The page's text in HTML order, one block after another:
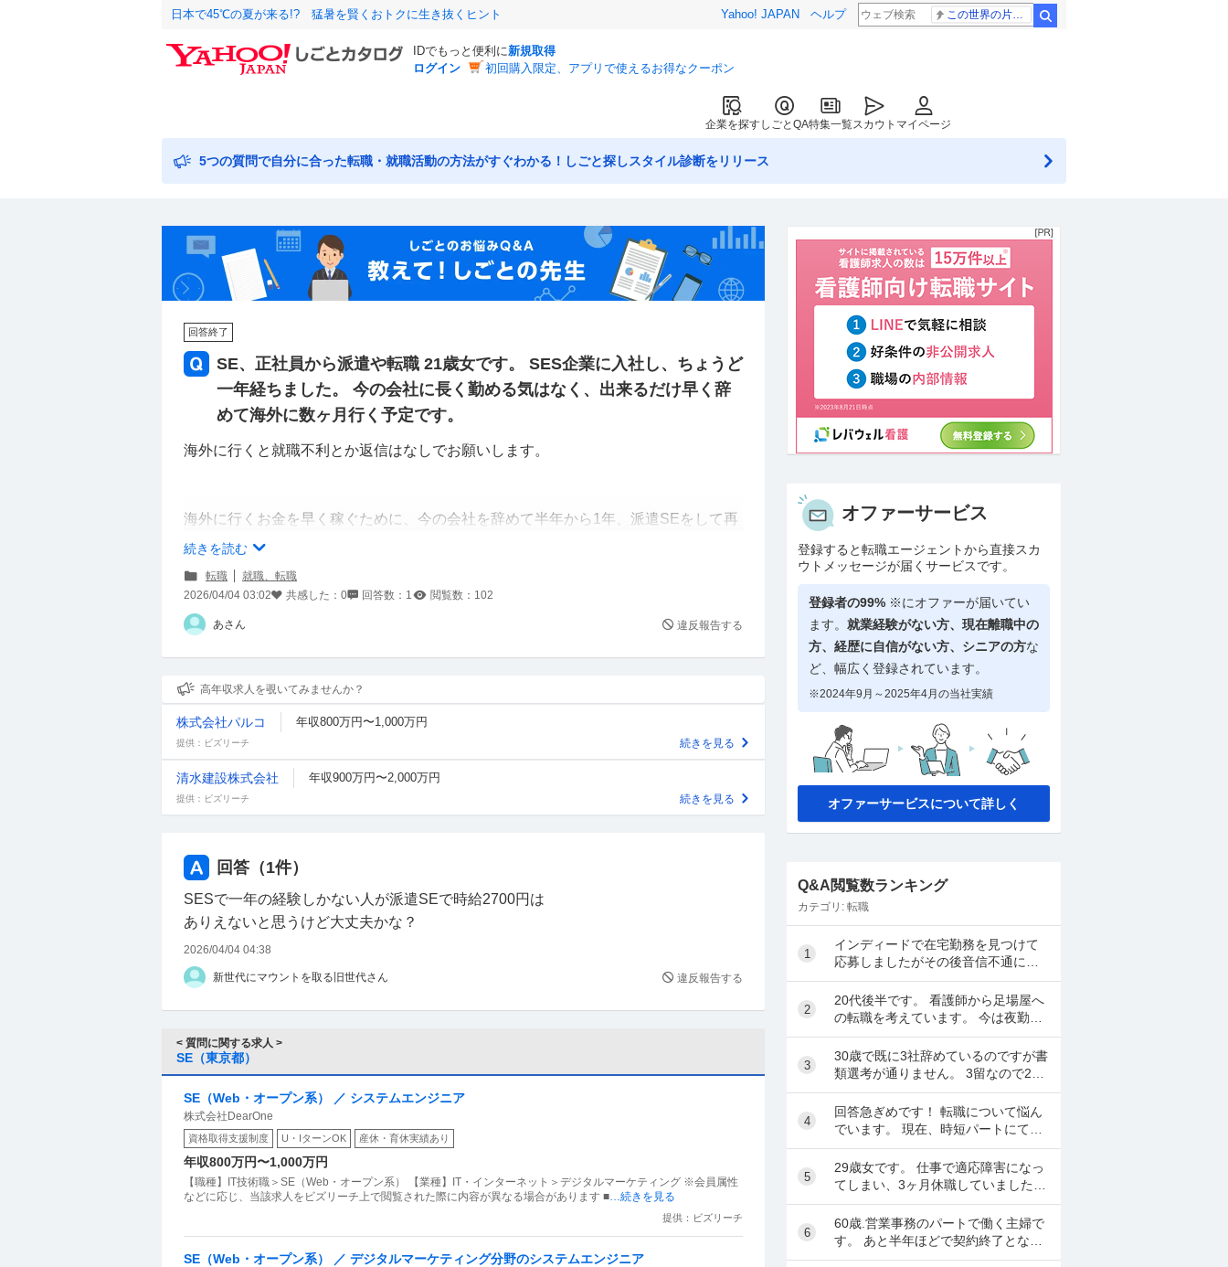
日本で45℃の夏が来る!? 猛暑を賢くおトクに生き抜くヒント Yahoo! JAPAN ヘルプ
IDでもっと便利に新規取得
ログイン
初回購入限定、アプリで使えるお得なクーポン
企業を探すしごとQA特集一覧スカウト マイページ
5つの質問で自分に合った転職・就職活動の方法がすぐわかる！しごと探しスタイル診断をリリース
回答終了
SE、正社員から派遣や転職 21歳女です。 SES企業に入社し、ちょうど
一年経ちました。 今の会社に長く勤める気はなく、出来るだけ早く辞
めて海外に数ヶ月行く予定です。
海外に行くと就職不利とか返信はなしでお願いします。
海外に行くお金を早く稼ぐために、今の会社を辞めて半年から1年、派遣SEをして再
就職で正社員を目指すのはしんどいでしょうか？
現状の給与が
残業30時間で手取り21万(抜きだと18万)
ボーナス30万✖️2回です。
派遣だと、時給2700円貰えます。
なので、半年から1年程度派遣期間を挟むのはどう思われますか？
続きを読む
転職
就職、転職
2026/04/04 03:02
共感した： 0 回答数： 1 閲覧数： 102
あさん 違反報告する
高年収求人を覗いてみませんか？
株式会社パルコ 年収800万円〜1,000万円
提供：ビズリーチ 続きを見る
清水建設株式会社 年収900万円〜2,000万円
提供：ビズリーチ 続きを見る
回答（1件）
SESで一年の経験しかない人が派遣SEで時給2700円は
ありえないと思うけど大丈夫かな？
2026/04/04 04:38
新世代にマウントを取る旧世代さん 違反報告する
< 質問に関する求人 >
SE（東京都）
SE（Web・オープン系） ／ システムエンジニア
株式会社DearOne
資格取得支援制度 U・IターンOK 産休・育休実績あり
年収800万円〜1,000万円
【職種】IT技術職＞SE（Web・オープン系） 【業種】IT・インターネット＞デジタルマーケティング ※会員属性
などに応じ、当該求人をビズリーチ上で閲覧された際に内容が異なる場合があります ■…続きを見る
提供：ビズリーチ
SE（Web・オープン系） ／ デジタルマーケティング分野のシステムエンジニア
オファーサービス
登録すると転職エージェントから直接スカ
ウトメッセージが届くサービスです。
登録者の99% ※にオファーが届いてい
ます。 就業経験がない方、現在離職中の
方、 経歴に自信がない方、シニアの方な
ど、幅広く登録されています。
※2024年9月～2025年4月の当社実績
オファーサービスについて詳しく
Q&A閲覧数ランキング
カテゴリ: 転職
1
インディードで在宅勤務を見つけて
応募しましたがその後音信不通にな
りました。 リモート面談の日も決ま
ってました。 リクルーティングソリ
ューションという会...
2
20代後半です。 看護師から足場屋へ
の転職を考えています。 今は夜勤を
月に5、6回行い手取り28万程度です
が昇給が年1000円のため将来に不安
があります。...
3
30歳で既に3社辞めているのですが書
類選考が通りません。 3留なので25
歳から社会人スタートとなり2年2年1
年で辞めてしまいました。全部SES
のITエンジ...
4
回答急ぎめです！ 転職について悩ん
でいます。 現在、時短パートにて就
業しています。 時給は高くなく県の
最低賃金＋20円で、1日6時間で働い
ています。 ...
5
29歳女です。 仕事で適応障害になっ
てしまい、3ヶ月休職していました
が、休職期間が終わります。 転職活
動をしていましたが決まらなかった
ので、一応、復帰さ...
6
60歳.営業事務のパートで働く主婦で
す。 あと半年ほどで契約終了となる
ので転職活動中てす。 契約終了まで